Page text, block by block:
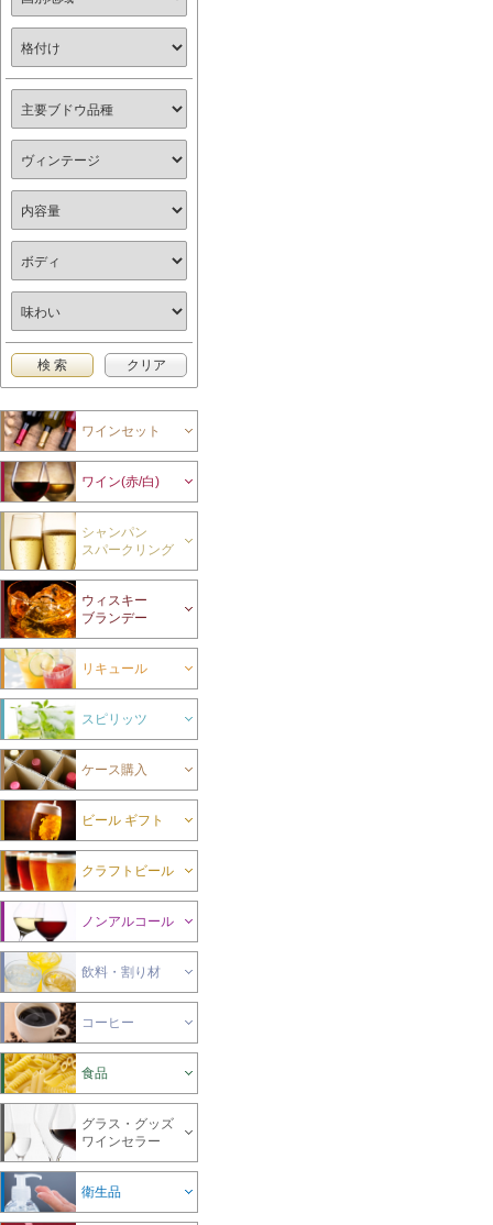
ワインセット
ワイン(赤/白)
シャンパン
スパークリング
ウィスキー
ブランデー
リキュール
スピリッツ
ケース購入
ビール ギフト
クラフトビール
ノンアルコール
飲料・割り材
コーヒー
食品
グラス・グッズ
ワインセラー
衛生品